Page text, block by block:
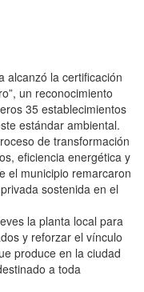
alcanzó la certificación
un reconocimiento
35 establecimientos
estándar ambiental.
de transformación
eficiencia energética y
el municipio remarcaron
sostenida en el
la planta local para
y reforzar el vínculo
produce en la ciudad
a toda